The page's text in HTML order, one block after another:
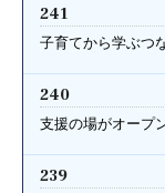
241
子育てから学ぶつ
240
支援の場がオープ
239